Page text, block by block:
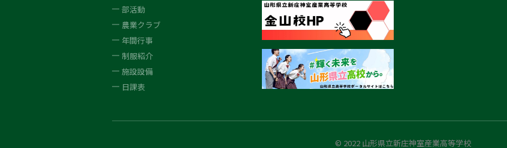
部活動
農業クラブ
年間行事
制服紹介
施設設備
日課表
© 2022 山形県立新庄神室産業高等学校